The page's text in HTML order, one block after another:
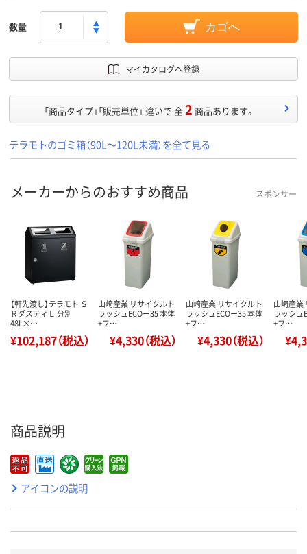
数量 カゴへ
マイカタログへ登録
「商品タイプ」「販売単位」 違いで 全2 商品あります。
テラモトのゴミ箱（90L～120L未満）を全て見る
メーカーからのおすすめ商品 スポンサー
【軒先渡し】テラモト Ｓ
ＲダスティＬ 分別
48L×…
¥102,187（税込）
山崎産業 リサイクルト
ラッシュECOー35 本体
+フ…
¥4,330（税込）
山崎産業 リサイクルト
ラッシュECOー35 本体
+フ…
¥4,330（税込）
山崎産業
ラッシュ
+フ…
商品説明
アイコンの説明